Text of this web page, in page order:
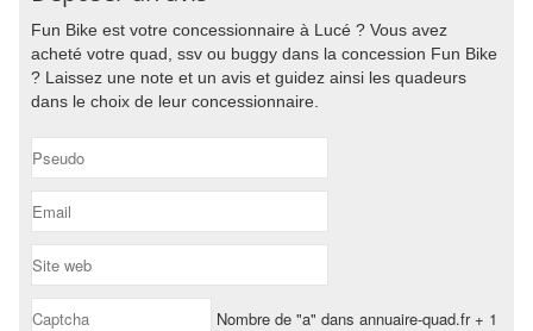
Fun Bike est votre concessionnaire à Lucé ? Vous avez
acheté votre quad, ssv ou buggy dans la concession Fun Bike
? Laissez une note et un avis et guidez ainsi les quadeurs
dans le choix de leur concessionnaire.
Nombre de "a" dans annuaire-quad.fr + 1